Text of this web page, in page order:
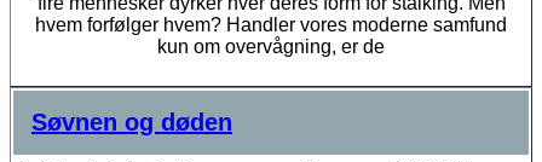
hvem forfølger hvem? Handler vores moderne samfund
kun om overvågning, er de
Søvnen og døden